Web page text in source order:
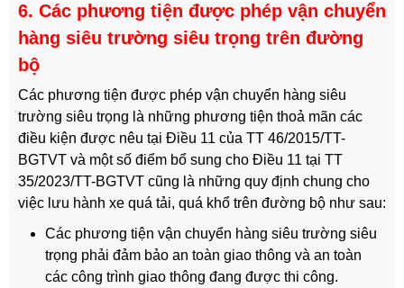
6. Các phương tiện được phép vận chuyển
hàng siêu trường siêu trọng trên đường
bộ
Các phương tiện được phép vận chuyển hàng siêu
trường siêu trọng là những phương tiện thoả mãn các
điều kiện được nêu tại Điều 11 của TT 46/2015/TT-
BGTVT và một số điểm bổ sung cho Điều 11 tại TT
35/2023/TT-BGTVT cũng là những quy định chung cho
việc lưu hành xe quá tải, quá khổ trên đường bộ như sau:
Các phương tiện vận chuyển hàng siêu trường siêu
trọng phải đảm bảo an toàn giao thông và an toàn
các công trình giao thông đang được thi công.